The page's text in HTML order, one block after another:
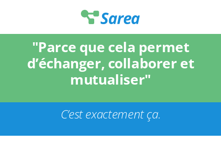
contenu
"Parce que cela permet
d’échanger, collaborer et
mutualiser"
C’est exactement ça.